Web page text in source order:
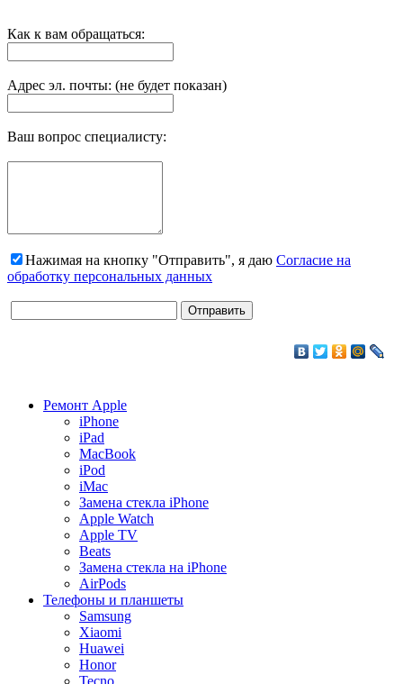
Как к вам обращаться:
Адрес эл. почты: (не будет показан)
Ваш вопрос специалисту:
Нажимая на кнопку "Отправить", я даю Согласие на
обработку персональных данных
Ремонт Apple
iPhone
iPad
MacBook
iPod
iMac
Замена стекла iPhone
Apple Watch
Apple TV
Beats
Замена стекла на iPhone
AirPods
Телефоны и планшеты
Samsung
Xiaomi
Huawei
Honor
Tecno